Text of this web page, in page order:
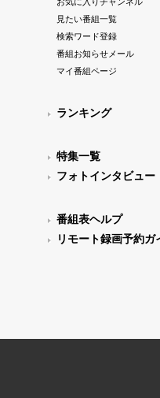
見たい番組一覧
検索ワード登録
番組お知らせメール
マイ番組ページ
ランキング
特集一覧
フォトインタビュー
番組表ヘルプ
リモート録画予約ガ